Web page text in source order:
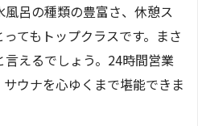
呂の種類の豊富さ、休憩ス
てもトップクラスです。まさ
えるでしょう。24時間営業
ウナを心ゆくまで堪能できま